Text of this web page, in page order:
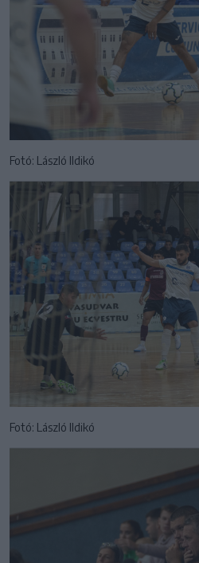
Fotó: László Ildikó
Fotó: László Ildikó